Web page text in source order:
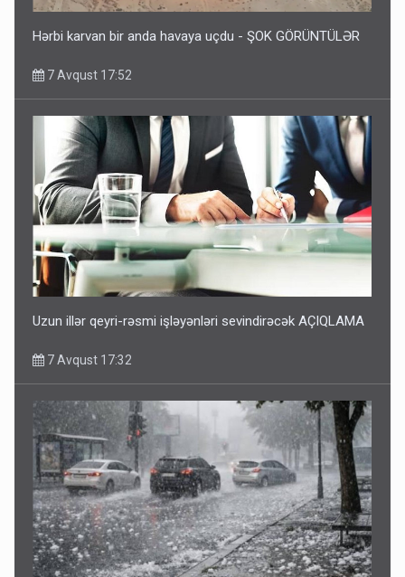
Hərbi karvan bir anda havaya uçdu - ŞOK GÖRÜNTÜLƏR
7 Avqust 17:52
Uzun illər qeyri-rəsmi işləyənləri sevindirəcək AÇIQLAMA
7 Avqust 17:32